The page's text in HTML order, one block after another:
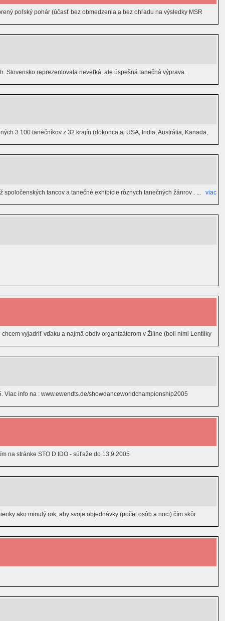
poľský pohár (účasť bez obmedzenia a bez ohľadu na výsledky MSR
Slovensko reprezentovala neveľká, ale úspešná tanečná výprava.
3 100 tanečníkov z 32 krajín (dokonca aj USA, India, Austrália, Kanada,
tancov a tanečné exhibície rôznych tanečných žánrov . ... viac
vyjadriť vďaku a najmä obdiv organizátorom v Žiline (boli nimi Lentilky
Viac info na : www.ewendts.de/showdanceworldchampionship2005
na stránke STO D IDO - súťaže do 13.9.2005
ako minulý rok, aby svoje objednávky (počet osôb a noci) čím skôr